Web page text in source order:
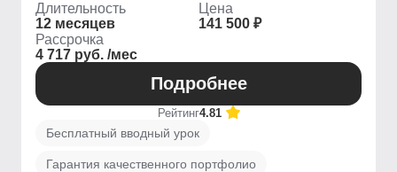
Длительность
12 месяцев
Цена
141 500 ₽
Рассрочка
4 717 руб. /мес
Подробнее
Рейтинг4.81
Бесплатный вводный урок
Гарантия качественного портфолио